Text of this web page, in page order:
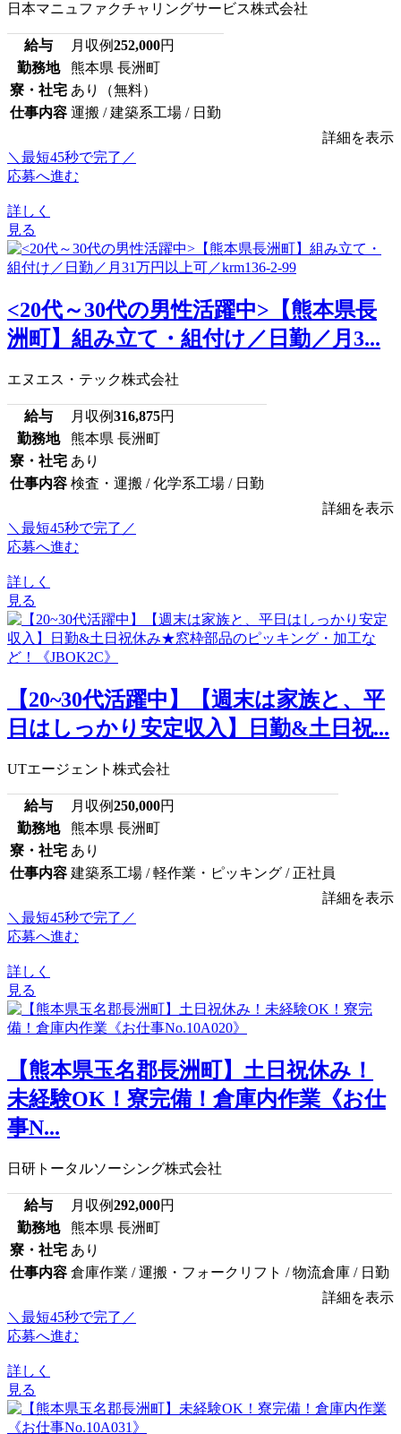
日本マニュファクチャリングサービス株式会社
給与 月収例252,000円
勤務地
熊本県 長洲町
寮・社宅 あり（無料）
仕事内容 運搬 / 建築系工場 / 日勤
詳細を表示
＼最短45秒で完了／
応募へ進む
詳しく
見る
<20代～30代の男性活躍中>【熊本県長
洲町】組み立て・組付け／日勤／月3...
エヌエス・テック株式会社
給与 月収例316,875円
勤務地
熊本県 長洲町
寮・社宅 あり
仕事内容 検査・運搬 / 化学系工場 / 日勤
詳細を表示
＼最短45秒で完了／
応募へ進む
詳しく
見る
【20~30代活躍中】【週末は家族と、平
日はしっかり安定収入】日勤&土日祝...
UTエージェント株式会社
給与 月収例250,000円
勤務地
熊本県 長洲町
寮・社宅 あり
仕事内容 建築系工場 / 軽作業・ピッキング / 正社員
詳細を表示
＼最短45秒で完了／
応募へ進む
詳しく
見る
【熊本県玉名郡長洲町】土日祝休み！
未経験OK！寮完備！倉庫内作業《お仕
事N...
日研トータルソーシング株式会社
給与 月収例292,000円
勤務地
熊本県 長洲町
寮・社宅 あり
仕事内容 倉庫作業 / 運搬・フォークリフト / 物流倉庫 / 日勤
詳細を表示
＼最短45秒で完了／
応募へ進む
詳しく
見る